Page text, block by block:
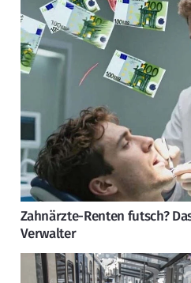
Zahnärzte-Renten futsch?
Verwalter